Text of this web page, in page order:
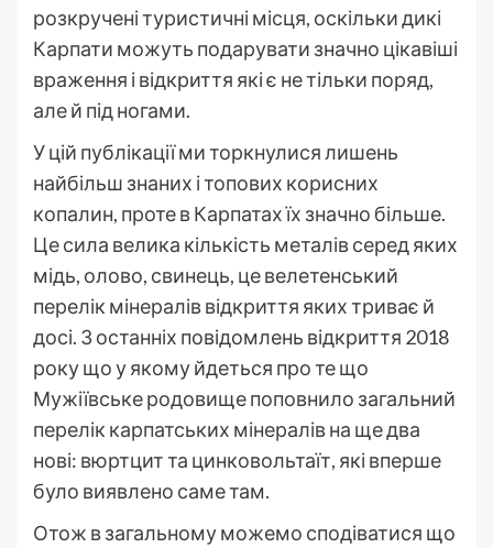
розкручені туристичні місця, оскільки дикі
Карпати можуть подарувати значно цікавіші
враження і відкриття які є не тільки поряд,
але й під ногами.
У цій публікації ми торкнулися лишень
найбільш знаних і топових корисних
копалин, проте в Карпатах їх значно більше.
Це сила велика кількість металів серед яких
мідь, олово, свинець, це велетенський
перелік мінералів відкриття яких триває й
досі. З останніх повідомлень відкриття 2018
року що у якому йдеться про те що
Мужіївське родовище поповнило загальний
перелік карпатських мінералів на ще два
нові: вюртцит та цинковольтаїт, які вперше
було виявлено саме там.
Отож в загальному можемо сподіватися що